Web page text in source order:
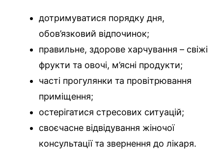
дотримуватися порядку дня,
обов’язковий відпочинок;
правильне, здорове харчування – свіжі
фрукти та овочі, м’ясні продукти;
часті прогулянки та провітрювання
приміщення;
остерігатися стресових ситуацій;
своєчасне відвідування жіночої
консультації та звернення до лікаря.